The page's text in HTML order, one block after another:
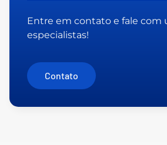
Entre em contato e fale com
especialistas!
Contato